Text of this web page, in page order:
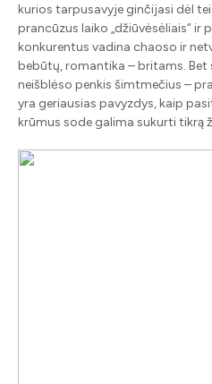
kurios tarpusavyje ginčijasi dėl
prancūzus laiko „džiūvėsėliais“ ir
konkurentus vadina chaoso ir
bebūtų, romantika – britams. Bet
neišblėso penkis šimtmečius –
yra geriausias pavyzdys, kaip
krūmus sode galima sukurti tikrą